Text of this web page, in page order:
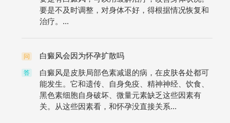
要是不及时调整，对身体不好，得根据情况恢复和
治疗。...
问 白癜风会因为怀孕扩散吗
答
白癜风是皮肤局部色素减退的病，在皮肤各处都可
能发生。它和遗传、自身免疫、精神神经、饮食、
黑色素细胞自身破坏、微量元素缺乏这些因素有
关。从这些因素看，和怀孕没直接关系...